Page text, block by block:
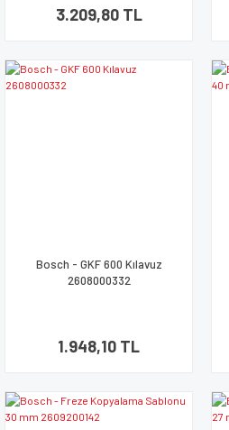
3.209,80 TL
Bosch - GKF 600 Kılavuz
2608000332
1.948,10 TL